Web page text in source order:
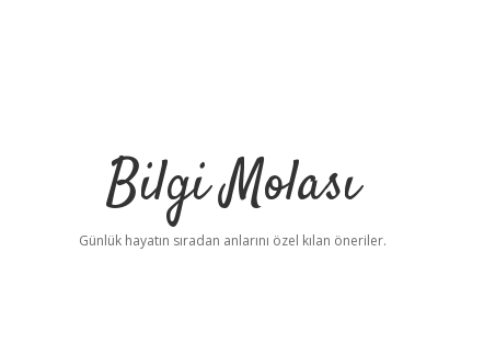
Bilgi Molası
Günlük hayatın sıradan anlarını özel kılan öneriler.